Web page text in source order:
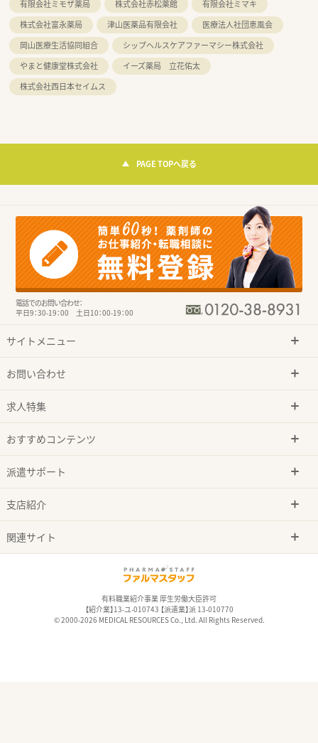
有限会社ミモザ薬局
株式会社赤松薬館
有限会社ミマキ
株式会社富永薬局
津山医薬品有限会社
医療法人社団恵風会
岡山医療生活協同組合
シップヘルスケアファーマシー株式会社
やまと健康堂株式会社
イーズ薬局 立花佑太
株式会社西日本セイムス
PAGE TOPへ戻る
電話でのお問い合わせ：
平日9：30-19：00 土日10：00-19：00
サイトメニュー
お問い合わせ
求人特集
おすすめコンテンツ
派遣サポート
支店紹介
関連サイト
有料職業紹介事業 厚生労働大臣許可
【紹介業】13-ユ-010743 【派遣業】派 13-010770
© 2000-2026 MEDICAL RESOURCES Co., Ltd. All Rights Reserved.